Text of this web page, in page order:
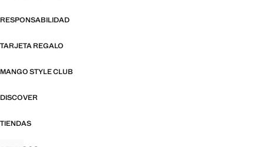
RESPONSABILIDAD
TARJETA REGALO
MANGO STYLE CLUB
DISCOVER
TIENDAS